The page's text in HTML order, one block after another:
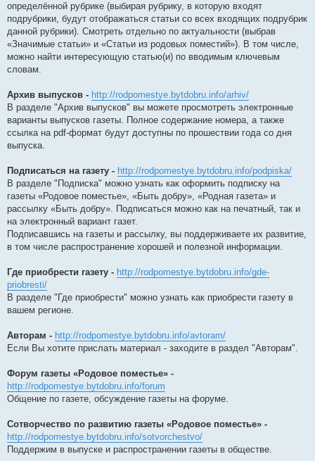
определённой рубрике (выбирая рубрику, в которую входят
подрубрики, будут отображаться статьи со всех входящих подрубрик
данной рубрики). Смотреть отдельно по актуальности (выбрав
«Значимые статьи» и «Статьи из родовых поместий»). В том числе,
можно найти интересующую статью(и) по вводимым ключевым
словам.
Архив выпусков - http://rodpomestye.bytdobru.info/arhiv/
В разделе "Архив выпусков" вы можете просмотреть электронные
варианты выпусков газеты. Полное содержание номера, а также
ссылка на pdf-формат будут доступны по прошествии года со дня
выпуска.
Подписаться на газету - http://rodpomestye.bytdobru.info/podpiska/
В разделе "Подписка" можно узнать как оформить подписку на
газеты «Родовое поместье», «Быть добру», «Родная газета» и
рассылку «Быть добру». Подписаться можно как на печатный, так и
на электронный вариант газет.
Подписавшись на газеты и рассылку, вы поддерживаете их развитие,
в том числе распространение хорошей и полезной информации.
Где приобрести газету - http://rodpomestye.bytdobru.info/gde-
priobresti/
В разделе "Где приобрести" можно узнать как приобрести газету в
вашем регионе.
Авторам - http://rodpomestye.bytdobru.info/avtoram/
Если Вы хотите прислать материал - заходите в раздел "Авторам".
Форум газеты «Родовое поместье» -
http://rodpomestye.bytdobru.info/forum
Общение по газете, обсуждение газеты на форуме.
Сотворчество по развитию газеты «Родовое поместье» -
http://rodpomestye.bytdobru.info/sotvorchestvo/
Поддержим в выпуске и распространении газеты в обществе.